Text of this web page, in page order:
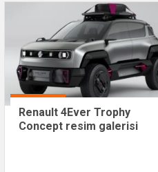
Renault 4Ever Trophy
Concept resim galerisi